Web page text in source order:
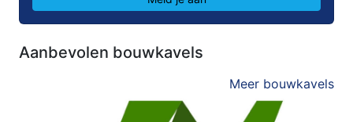
Aanbevolen bouwkavels
Meer bouwkavels